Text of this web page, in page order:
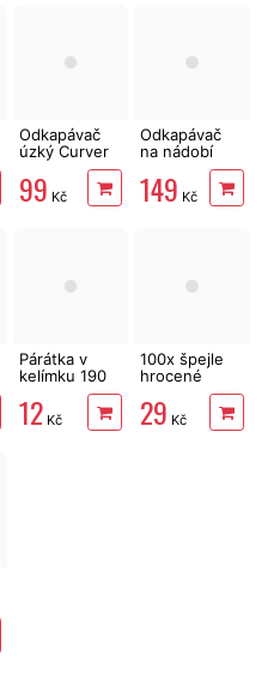
Odkapávač
úzký Curver
Luna 13402-
119
99 Kč
Odkapávač
na nádobí
Curver BIG s
podnosem
Savanna
149 Kč
Párátka v
kelímku 190
12 Kč
100x špejle
hrocené
29 Kč